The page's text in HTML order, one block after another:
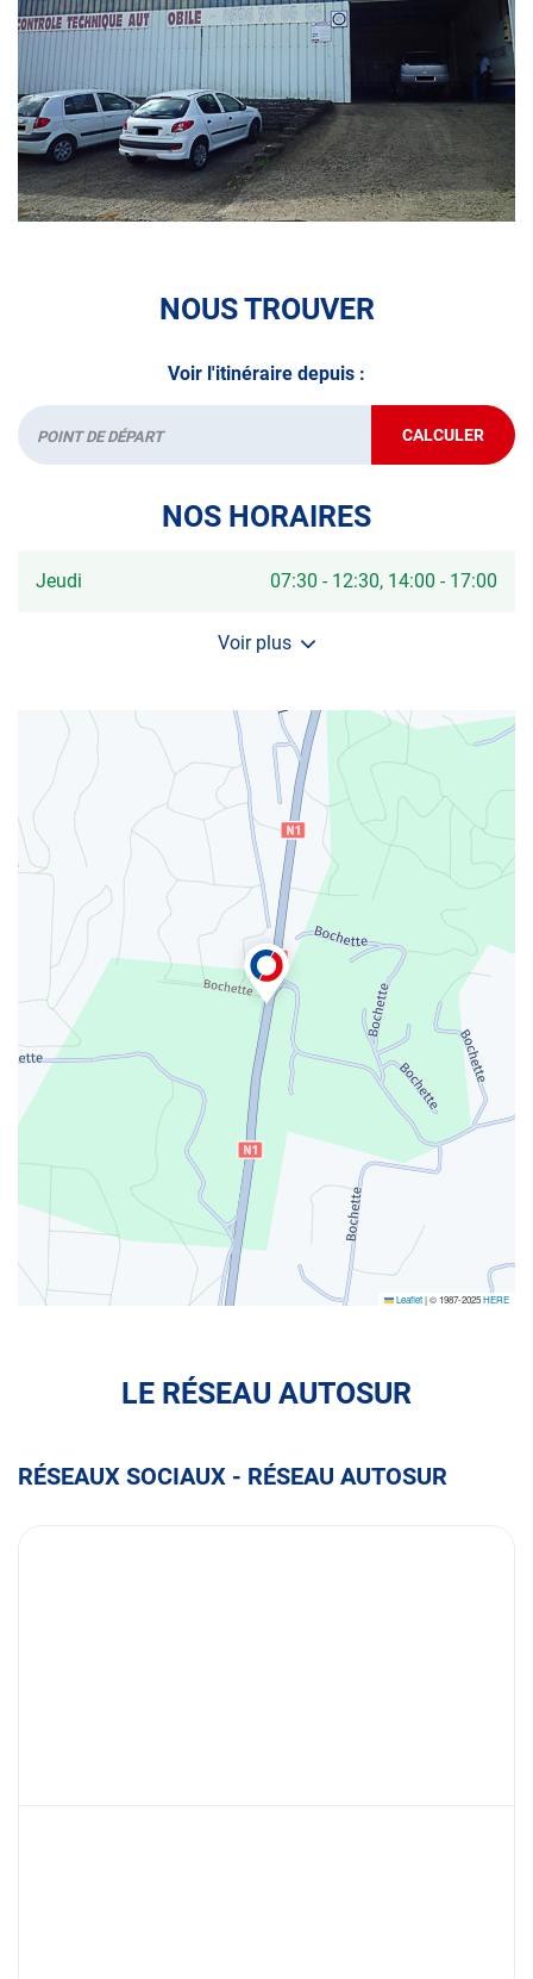
N’attendez plus pour votre sécurité et faire vérifier votre
véhicule : Prenez RDV dans votre
centre de contrôle
technique.
A très bientôt chezAUTOSUR LE LAMENTIN -
MARTINIQUE.
NOUS TROUVER
Voir l'itinéraire depuis :
Départ CALCULER
JUSQU'AU
POINT
NOS HORAIRES
Horaires
Jeudi 07:30 - 12:30 14:00 - 17:00
Voir plus
et
d'ouverture
du
centre
AUTOSUR
LE
LAMENTIN
MARTINIQUE
Leaflet|© 1987-2025HERE
LE RÉSEAU AUTOSUR
RÉSEAUX SOCIAUX - RÉSEAU AUTOSUR